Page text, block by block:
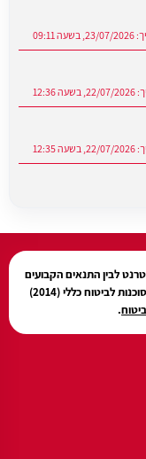
22/07/2026, בשעה 12:36
22/07/2026, בשעה 12:35
27/07/2026, בשעה 12:31
לבין התנאים הקבועים
בפוליסת הביטוח של חברת PassportCard ישראל סוכנות לביטוח כללי (2014)
.